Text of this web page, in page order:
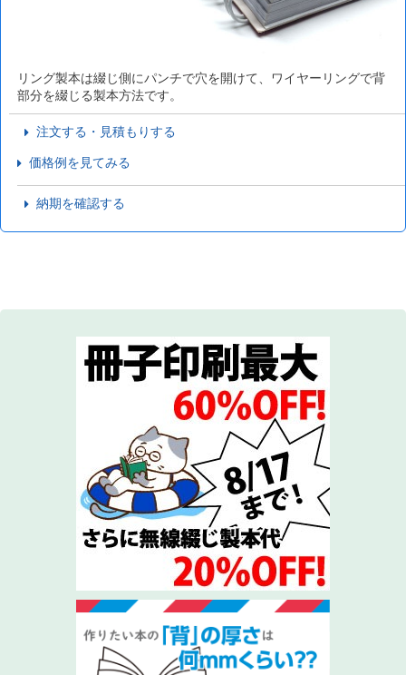
リング製本は綴じ側にパンチで穴を開けて、ワイヤーリングで背
部分を綴じる製本方法です。
注文する・見積もりする
価格例を見てみる
納期を確認する